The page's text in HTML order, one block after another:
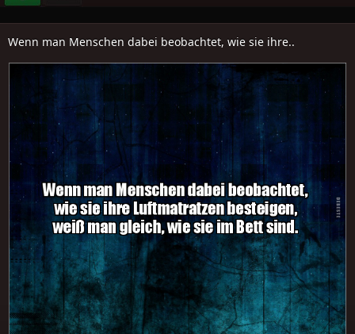
Wenn man Menschen dabei beobachtet, wie sie ihre..